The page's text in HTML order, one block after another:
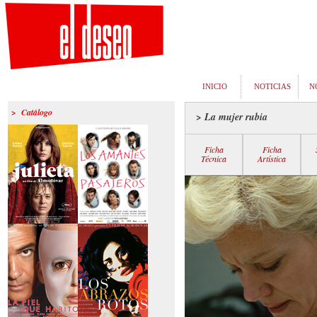
INICIO NOTICIAS
> Catálogo
>Julieta
>Los amantes
pasajeros
> La mujer rubia
Ficha
Técnica
Ficha
Artística